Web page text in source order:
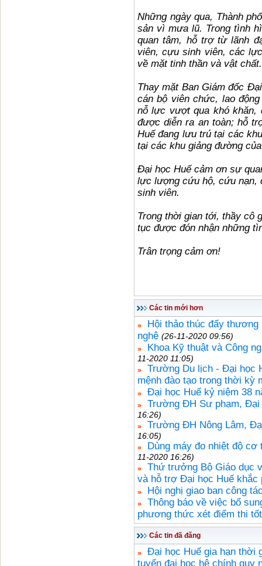
Những ngày qua, Thành
sản vì mưa lũ. Trong tình
quan tâm, hỗ trợ từ lãnh
viên, cựu sinh viên, các
về mặt tinh thần và vật chất.
Thay mặt Ban Giám đốc
cán bộ viên chức, lao
nỗ lực vượt qua khó khăn,
được diễn ra an toàn; hỗ
Huế đang lưu trú tại các
tại các khu giảng đường
Đại học Huế cảm ơn sự
lực lượng cứu hộ, cứu nạn,
sinh viên.
Trong thời gian tới, thầy cô
tục được đón nhận những
Trân trọng cảm ơn!
Các tin mới hơn
Hội thảo thúc đẩy
nghệ (26-11-2020 09:56)
Khoa Kỹ thuật và Công
11-2020 11:05)
Trường Du lịch - Đại học
mệnh đào tạo trong thời kỳ
Đại học Huế kỷ niệm 38
Trường ĐH Sư phạm, Đại
16:26)
Trường ĐH Nông Lâm,
16:05)
Dùng máy đo nhiệt độ
11-2020 16:26)
Thứ trưởng Bộ Giáo dục
và hỗ trợ Đại học Huế khắc
Hội nghị giao ban công
Thông báo về việc bổ
phương thức xét điểm thi
Các tin đã đăng
Đại học Huế gia hạn thời
tuyển đại học hệ chính quy